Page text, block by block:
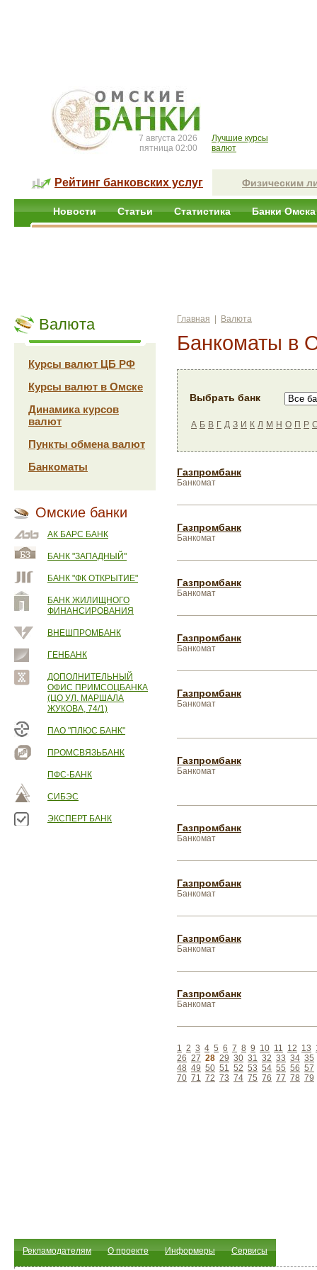
7 августа 2026
пятница 02:00
Лучшие курсы
валют
Рейтинг банковских услуг Физическим
Новости Статьи Статистика Банки Омска
Валюта
Курсы валют ЦБ РФ
Курсы валют в Омске
Динамика курсов
валют
Пункты обмена валют
Банкоматы
Омские банки
АК БАРС БАНК
БАНК "ЗАПАДНЫЙ"
БАНК "ФК ОТКРЫТИЕ"
БАНК ЖИЛИЩНОГО
ФИНАНСИРОВАНИЯ
ВНЕШПРОМБАНК
ГЕНБАНК
ДОПОЛНИТЕЛЬНЫЙ
ОФИС ПРИМСОЦБАНКА
(ЦО УЛ. МАРШАЛА
ЖУКОВА, 74/1)
ПАО "ПЛЮС БАНК"
ПРОМСВЯЗЬБАНК
ПФС-БАНК
СИБЭС
ЭКСПЕРТ БАНК
Главная Валюта
Банкоматы в
Выбрать банк
А Б В Г Д З И К Л М Н О П Р
Газпромбанк
Банкомат
Газпромбанк
Банкомат
Газпромбанк
Банкомат
Газпромбанк
Банкомат
Газпромбанк
Банкомат
Газпромбанк
Банкомат
Газпромбанк
Банкомат
Газпромбанк
Банкомат
Газпромбанк
Банкомат
Газпромбанк
Банкомат
1 2 3 4 5 6 7 8 9 10 11 12 13
26 27 28 29 30 31 32 33 34 35
48 49 50 51 52 53 54 55 56 57
70 71 72 73 74 75 76 77 78 79
Рекламодателям О проекте Информеры Сервисы